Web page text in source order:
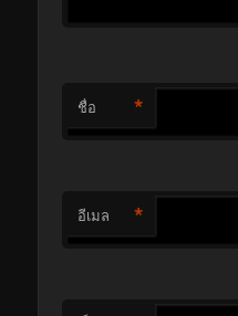
ชื่อ *
อีเมล *